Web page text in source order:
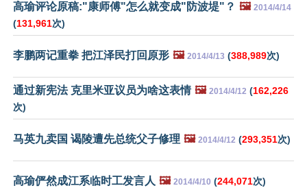
高瑜评论原稿:"康师傅"怎么就变成"防波堤"？ 🖼️ 2014/4/14
(131,961次)
李鹏两记重拳 把江泽民打回原形 🖼️ 2014/4/13 (388,989次)
通过新宪法 克里米亚议员为啥这表情 🖼️ 2014/4/12 (162,226
次)
马英九卖国 谒陵遭先总统父子修理 🖼️ 2014/4/12 (293,351次)
高瑜俨然成江系临时工发言人 🖼️ 2014/4/10 (244,071次)